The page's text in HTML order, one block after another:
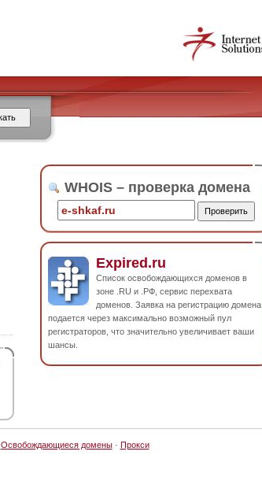
WHOIS – проверка домена
Expired.ru
Список освобождающихся доменов в
зоне .RU и .РФ, сервис перехвата
доменов. Заявка на регистрацию домена
подается через максимально возможный пул
регистраторов, что значительно увеличивает ваши
шансы.
Освобождающиеся домены· Прокси